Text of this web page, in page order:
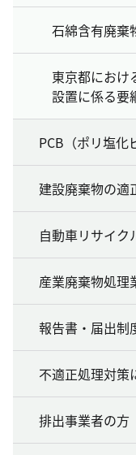
石綿含有廃棄
東京都におけ
設置に係る要
PCB（ポリ塩化
建設廃棄物の適
自動車リサイク
産業廃棄物処理
報告書・届出制
不適正処理対策
排出事業者の方